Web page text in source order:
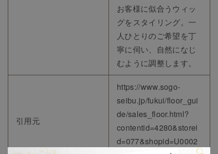
お客様に似合うウィッ
グをスタイリング。一
人ひとりのご希望を丁
寧に伺い、自然になじ
むように調整します。
引用元
https://www.sogo-
seibu.jp/fukui/floor_gui
de/sales_floor.html?
contentid=4280&storei
d=077&shopid=U0002